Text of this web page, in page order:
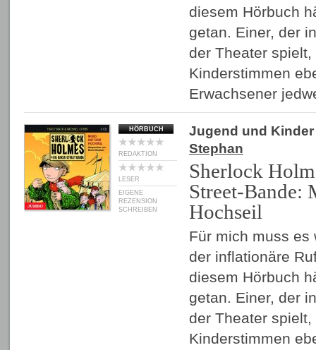
diesem Hörbuch
getan. Einer, der
der Theater
Kinderstimmen
Erwachsener
HÖRBUCH
REDAKTION
LESER
EIGENE
REZENSION
SCHREIBEN
Jugend und Kinder
Stephan
Sherlock
Street-Bande:
Hochseil
Für mich muss es
der inflationäre
diesem Hörbuch
getan. Einer, der
der Theater
Kinderstimmen